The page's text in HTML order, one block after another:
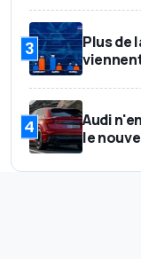
3
Plus de
4
Audi
le